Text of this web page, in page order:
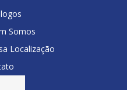
Somos
Localização